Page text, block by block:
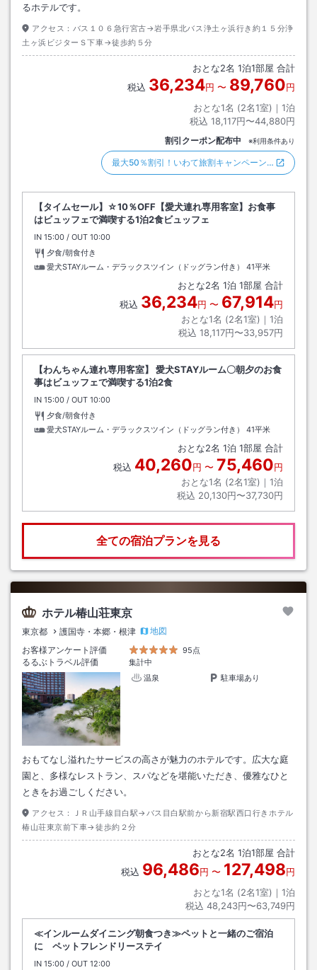
るホテルです。
アクセス： バス１０６急行宮古→岩手県北バス浄土ヶ浜行き約１５分浄
土ヶ浜ビジターＳ下車→徒歩約５分
おとな2名 1泊1部屋 合計
税込 36,234円 〜 89,760円
おとな1名 (2名1室)｜ 1泊
税込 18,117円〜44,880円
割引クーポン配布中 ※利用条件あり
最大50％割引！いわて旅割キャンペーン…
【タイムセール】☆10％OFF【愛犬連れ専用客室】お食事
はビュッフェで満喫する1泊2食ビュッフェ
IN チェックイン
15:00 / OUT チェックアウト
10:00
夕食/朝食付き
愛犬STAYルーム・デラックスツイン（ドッグラン付き）
41平米
おとな2名 1泊 1部屋 合計
税込 36,234円 〜 67,914円
おとな1名 (2名1室)｜ 1泊
税込 18,117円〜33,957円
【わんちゃん連れ専用客室】 愛犬STAYルーム〇朝夕のお食
事はビュッフェで満喫する1泊2食
IN チェックイン
15:00 / OUT チェックアウト
10:00
夕食/朝食付き
愛犬STAYルーム・デラックスツイン（ドッグラン付き）
41平米
おとな2名 1泊 1部屋 合計
税込 40,260円 〜 75,460円
おとな1名 (2名1室)｜ 1泊
税込 20,130円〜37,730円
全ての宿泊プランを見る
ホテル椿山荘東京
東京都 護国寺・本郷・根津
地図
お客様アンケート評価
95点
るるぶトラベル評価
集計中
温泉
駐車場あり
おもてなし溢れたサービスの高さが魅力のホテルです。広大な庭
園と、多様なレストラン、スパなどを堪能いただき、優雅なひと
ときをお過ごしください。
アクセス：
ＪＲ山手線目白駅→バス目白駅前から新宿駅西口行きホテル
椿山荘東京前下車→徒歩約２分
おとな2名 1泊1部屋 合計
税込 96,486円 〜 127,498円
おとな1名 (2名1室)｜ 1泊
税込 48,243円〜63,749円
≪インルームダイニング朝食つき≫ペットと一緒のご宿泊
に ペットフレンドリーステイ
IN チェックイン
15:00 / OUT チェックアウト
12:00